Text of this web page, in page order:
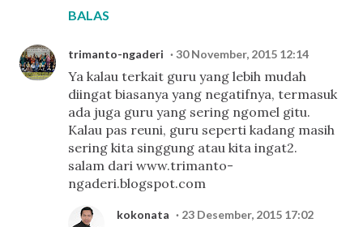
BALAS
trimanto-ngaderi 30 November, 2015 12:14
Ya kalau terkait guru yang lebih mudah
diingat biasanya yang negatifnya, termasuk
ada juga guru yang sering ngomel gitu.
Kalau pas reuni, guru seperti kadang masih
sering kita singgung atau kita ingat2.
salam dari www.trimanto-
ngaderi.blogspot.com
kokonata 23 Desember, 2015 17:02